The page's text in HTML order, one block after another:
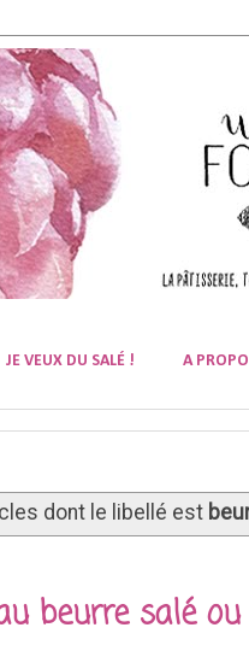
JE VEUX DU SALÉ ! A
dont le libellé est
beurre salé